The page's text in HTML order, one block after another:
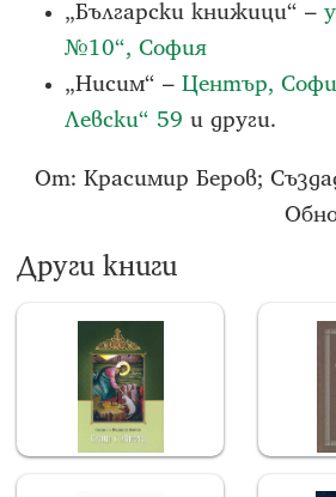
„Български книжици“ –
№10“, София
„Нисим“ –Център,
Левски“ 59 и други.
От: Красимир Беров;
Други книги